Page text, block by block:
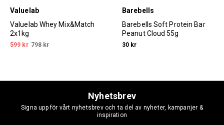
Valuelab
Valuelab Whey Mix&Match
2x1kg
599 kr 798 kr
Barebells
Barebells Soft Protein Bar
Peanut Cloud 55g
30 kr
Nyhetsbrev
Signa upp för vårt nyhetsbrev och ta del av nyheter, kampanjer &
inspiration